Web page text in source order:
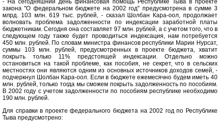
- На сегодняшний день финансовая помощь Республике Тыва в проекте
закона "О федеральном бюджете на 2002 год" предусмотрена в сумме 3
млрд. 103 млн. 619 тыс. рублей, - сказал Шолбан Кара-оол, продолжает
волновать проблема задолженности по индексации заработной платы
бюджетникам. Сегодня она составляет 97 млн. рублей, а с учетом того, что в
следующем году также будет проводиться индексация, нам потребуется
450 млн. рублей. По словам министра финансов республики Марии Нурсат,
суммы 103 млн. рублей, предусмотренных в проекте бюджета, хватит
покрыть только 11% предстоящей индексации. Отдельно можно
остановиться на такой проблеме, как пособия, не секрет, что в сельских
местностях они являются одним из основных источников доходов семей, -
подчеркнул Шолбан Кара-оол. Если в бюджете ежемесячно будем иметь 40
млн. рублей, только тогда мы сможем покрыть задолженность по пособиям.
В 2002 году с учетом задолженности по пособиям республике необходимо
190 млн. рублей.
Для справки в проекте федерального бюджета на 2002 год по Республике
Тыва предусмотрено: